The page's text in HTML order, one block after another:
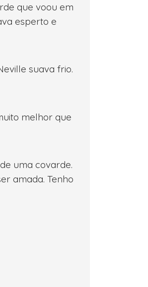
que voou em
esperto e
suava frio.
melhor que
uma covarde.
amada. Tenho